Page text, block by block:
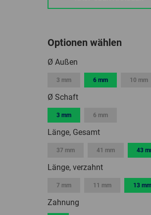
Optionen wählen
Ø Außen
3 mm 6 mm 10 mm
Ø Schaft
3 mm 6 mm
Länge, Gesamt
37 mm 41 mm 43
Länge, verzahnt
7 mm 11 mm 13 mm
Zahnung